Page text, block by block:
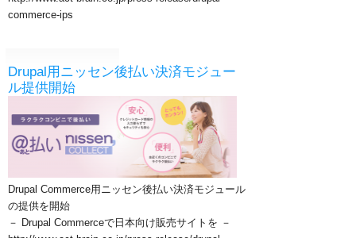
commerce-ips
Drupal用ニッセン後払い決済モジュー
ル提供開始
Drupal Commerce用ニッセン後払い決済モジュール
の提供を開始
－ Drupal Commerceで日本向け販売サイトを －